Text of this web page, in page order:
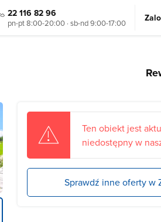
22 116 82 96
pn-pt 8:00-20:00 · sb-nd 9:00-17:00
Ten obiekt jest
niedostępny w
Sprawdź inne oferty w